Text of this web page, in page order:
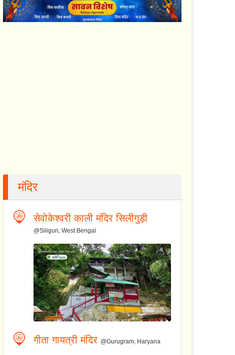
मंदिर
सेवोकेश्वरी काली मंदिर सिलीगुड़ी
@Siliguri, West Bengal
गीता गायत्री मंदिर @Gurugram, Haryana